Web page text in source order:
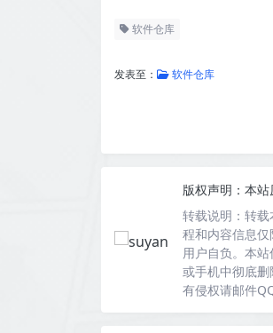
软件仓库
发表至： 软件仓库
版权声明： 本站
转载说明： 转载
程和内容信息
用户自负。本
或手机中彻底
有侵权请邮件